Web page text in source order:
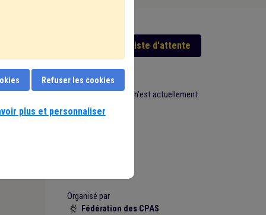
la
S'inscrire en liste d'attente
Cette formation n'est actuellement
pas planifiée.
Organisé par
 Fédération des CPAS
Refuser les cookies
plus et personnaliser